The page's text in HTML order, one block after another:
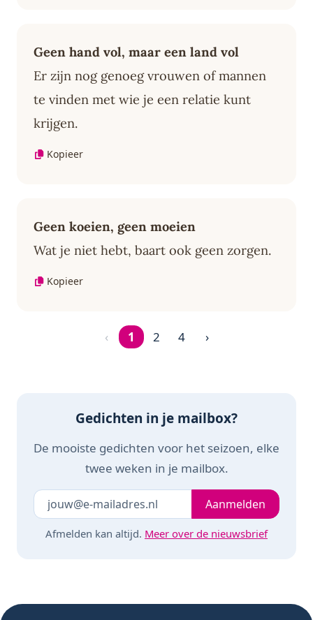
Geen hand vol, maar een land vol
Er zijn nog genoeg vrouwen of mannen
te vinden met wie je een relatie kunt
krijgen.
Kopieer
Geen koeien, geen moeien
Wat je niet hebt, baart ook geen zorgen.
Kopieer
Pagina 1 van 4
‹ 1 2 4 ›
Gedichten in je mailbox?
De mooiste gedichten voor het seizoen, elke
twee weken in je mailbox.
Laat dit veld leeg Je e-mailadresAanmelden
Afmelden kan altijd. Meer over de nieuwsbrief